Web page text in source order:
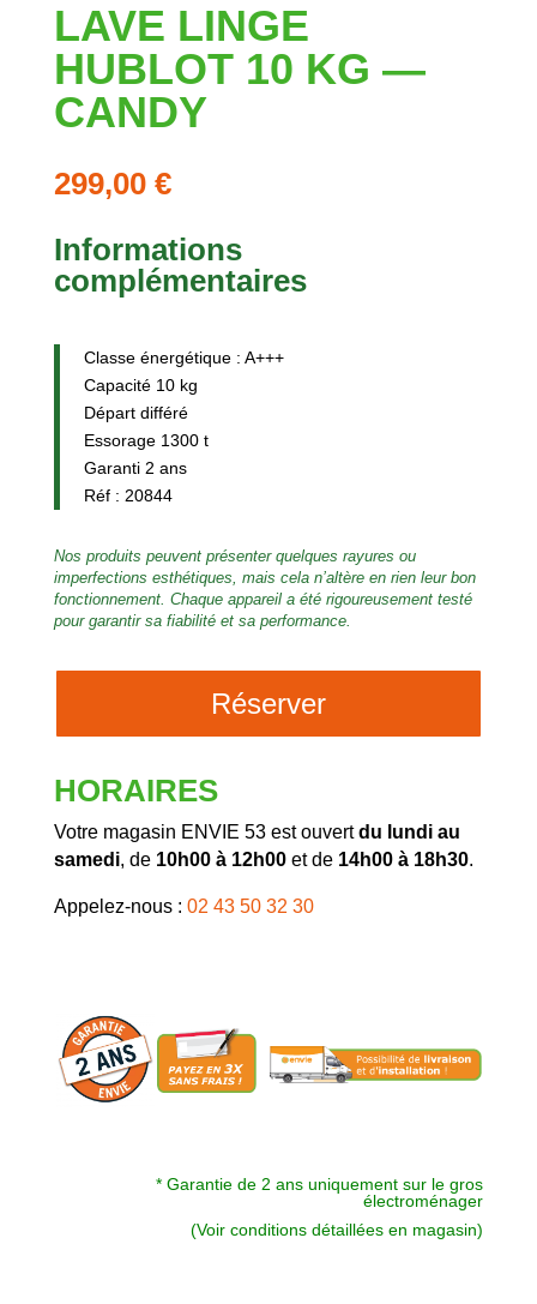
LAVE LINGE
HUBLOT 10 KG —
CANDY
299,00 €
Informations
complémentaires
Classe énergétique : A+++
Capacité 10 kg
Départ différé
Essorage 1300 t
Garanti 2 ans
Réf : 20844
Nos produits peuvent présenter quelques rayures ou
imperfections esthétiques, mais cela n’altère en rien leur bon
fonctionnement. Chaque appareil a été rigoureusement testé
pour garantir sa fiabilité et sa performance.
Réserver
HORAIRES
Votre magasin ENVIE 53 est ouvertdu lundi au
samedi, de 10h00 à 12h00et de 14h00 à 18h30.
Appelez-nous : 02 43 50 32 30
* Garantie de 2 ans uniquement sur le gros
électroménager
(Voir conditions détaillées en magasin)